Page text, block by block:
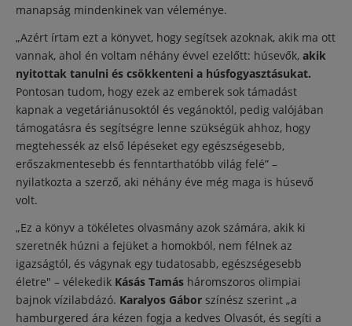
manapság mindenkinek van véleménye.
„Azért írtam ezt a könyvet, hogy segítsek azoknak, akik ma ott
vannak, ahol én voltam néhány évvel ezelőtt: húsevők, akik
nyitottak tanulni és csökkenteni a húsfogyasztásukat.
Pontosan tudom, hogy ezek az emberek sok támadást
kapnak a vegetáriánusoktól és vegánoktól, pedig valójában
támogatásra és segítségre lenne szükségük ahhoz, hogy
megtehessék az első lépéseket egy egészségesebb,
erőszakmentesebb és fenntarthatóbb világ felé” –
nyilatkozta a szerző, aki néhány éve még maga is húsevő
volt.
„Ez a könyv a tökéletes olvasmány azok számára, akik ki
szeretnék húzni a fejüket a homokból, nem félnek az
igazságtól, és vágynak egy tudatosabb, egészségesebb
életre" – vélekedik Kásás Tamás háromszoros olimpiai
bajnok vízilabdázó. Karalyos Gábor színész szerint „a
hamburgered ára kézen fogja a kedves Olvasót, és segíti a